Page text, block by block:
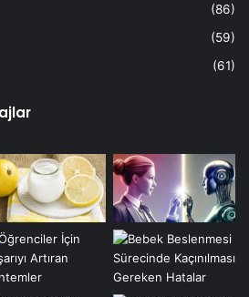
(86)
(59)
(61)